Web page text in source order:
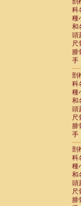
科
種
和
頭
尺
腓
手
剖
科
種
和
頭
尺
腓
手
剖
科
種
和
頭
尺
腓